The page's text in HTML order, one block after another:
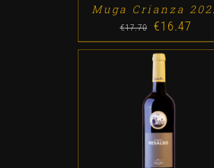
Muga Crianza
€17.70
Original
price
was:
€17.70.
€16.47
price
ADD TO CART /